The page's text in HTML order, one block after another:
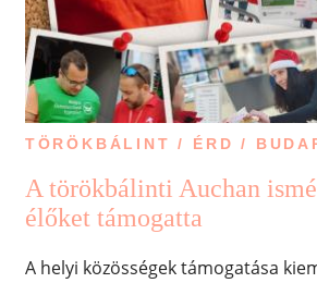
TÖRÖKBÁLINT / ÉRD /
A törökbálinti Auchan
élőket támogatta
A helyi közösségek támogatása